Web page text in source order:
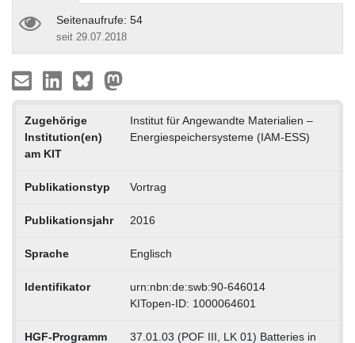
Seitenaufrufe: 54
seit 29.07.2018
Zugehörige
Institution(en)
am KIT
Institut für Angewandte Materialien –
Energiespeichersysteme (IAM-ESS)
Publikationstyp Vortrag
Publikationsjahr 2016
Sprache Englisch
Identifikator
urn:nbn:de:swb:90-646014
KITopen-ID: 1000064601
HGF-Programm 37.01.03 (POF III, LK 01) Batteries in